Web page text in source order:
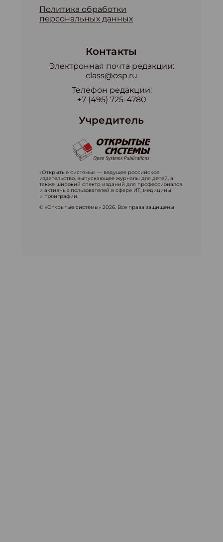
Политика обработки
персональных данных
Контакты
Электронная почта редакции:
class@osp.ru
Телефон редакции:
+7 (495) 725-4780
Учредитель
«Открытые системы» — ведущее российское
издательство, выпускающее журналы для детей, а
также широкий спектр изданий для профессионалов
и активных пользователей в сфере ИТ, медицины
и полиграфии.
© «Открытые системы» 2026. Все права защищены